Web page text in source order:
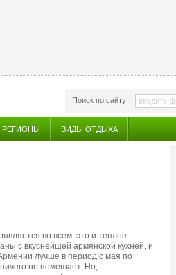
Поиск по сайту:
РЕГИОНЫ ВИДЫ ОТДЫХА
во всем: это и теплое
с вкуснейшей армянской кухней, и
лучше в период с мая по
не помешает. Но,